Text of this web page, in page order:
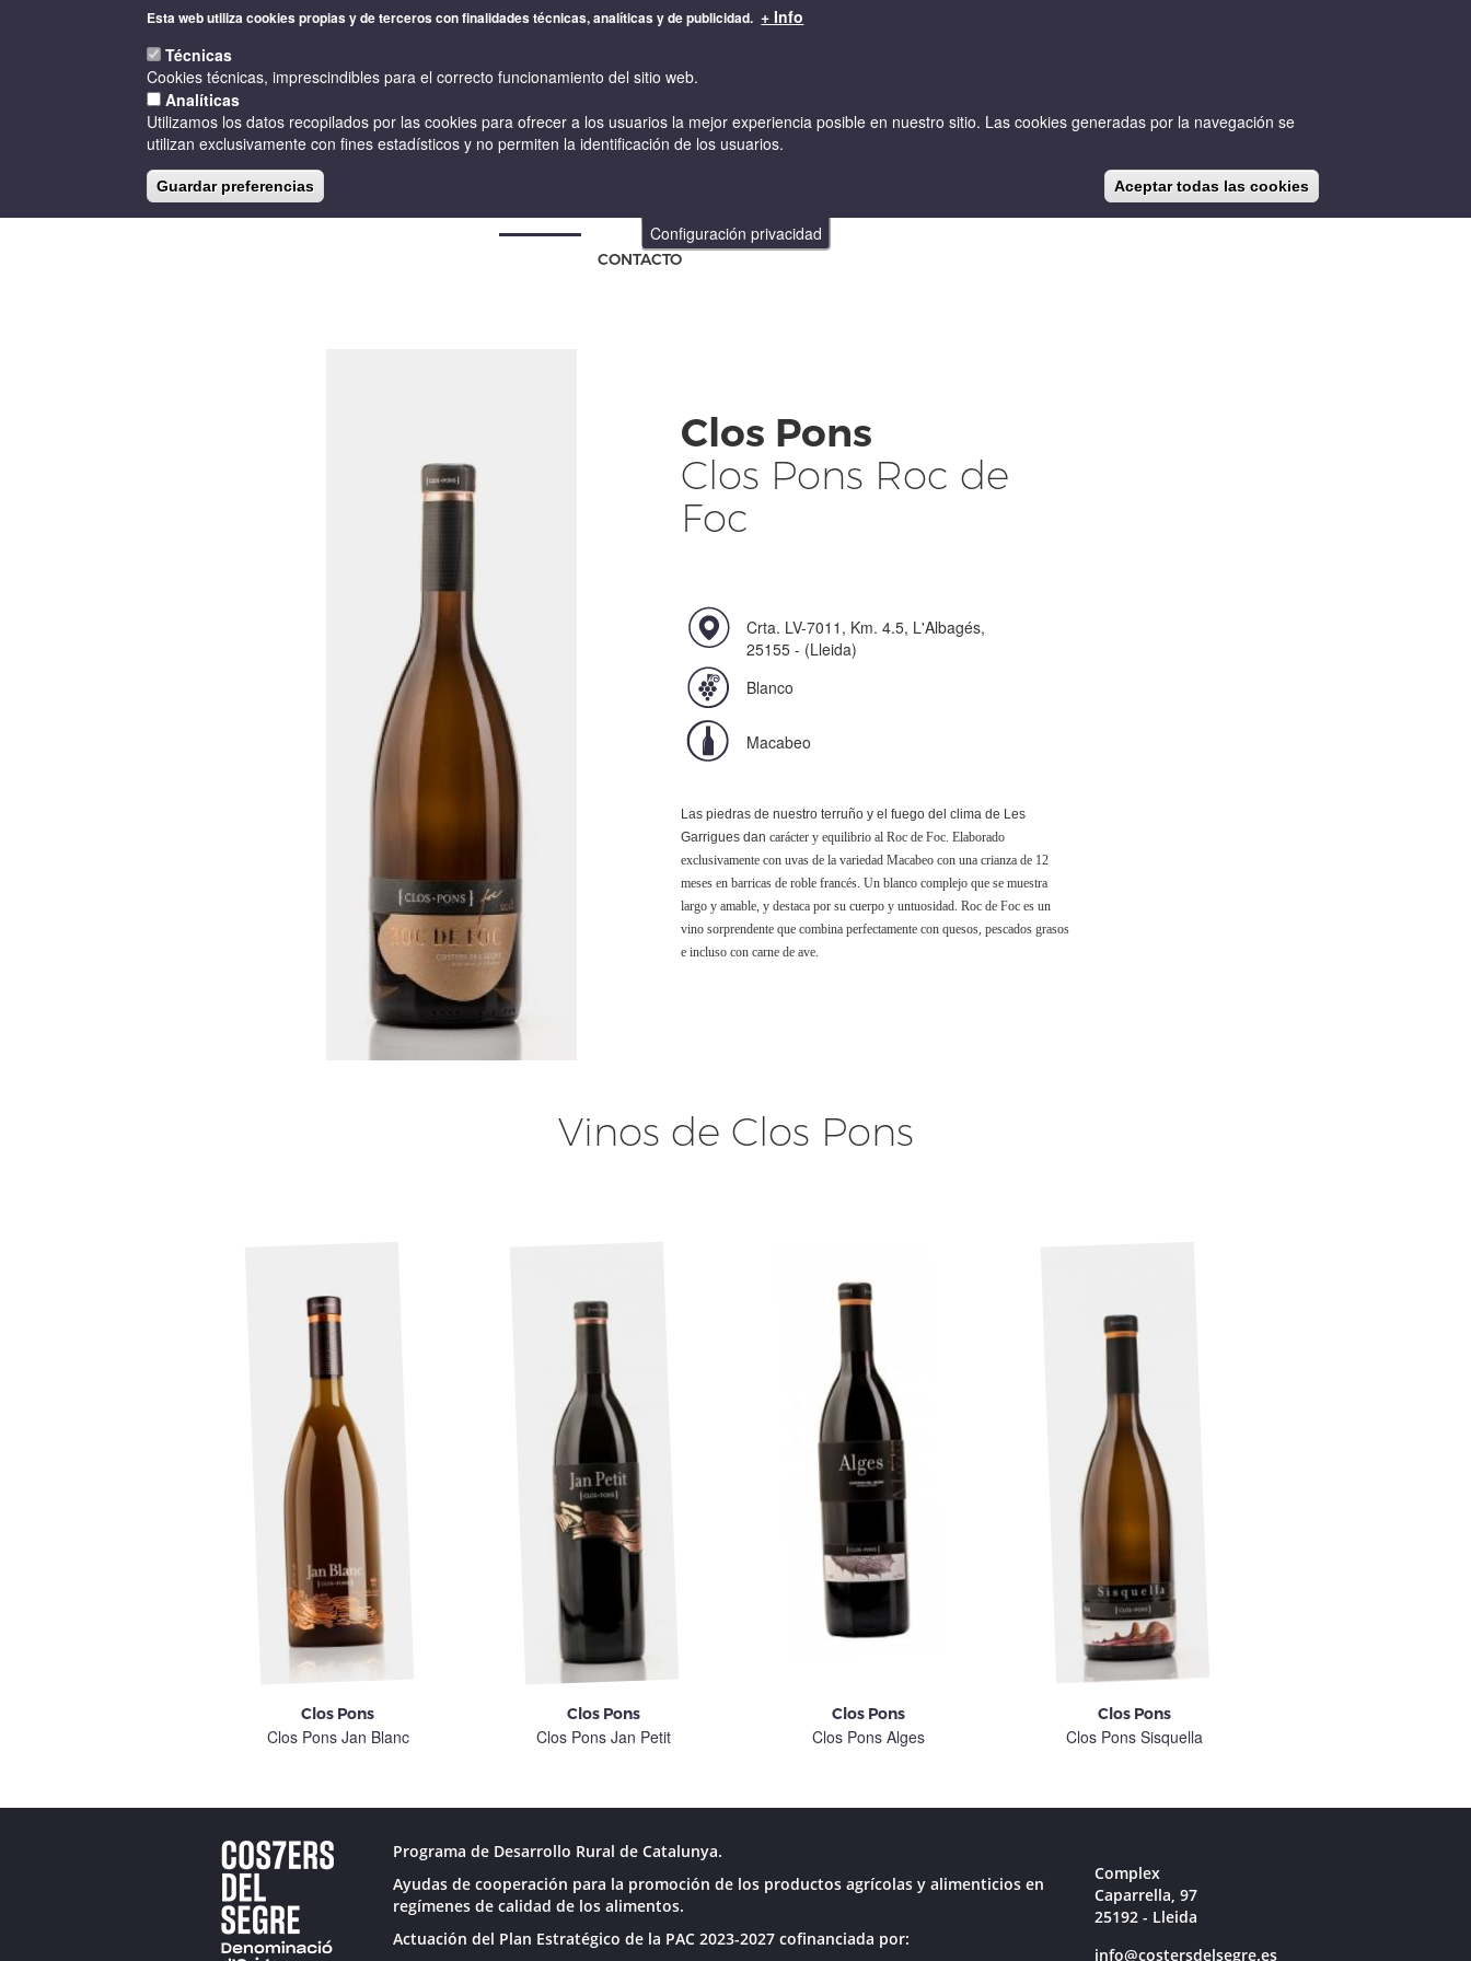
Configuración privacidad
Esta web utiliza cookies propias y de terceros con finalidades técnicas, analíticas y de publicidad. + Info
Técnicas
Cookies técnicas, imprescindibles para el correcto funcionamiento del sitio web.
Analíticas
Utilizamos los datos recopilados por las cookies para ofrecer a los usuarios la mejor experiencia posible en nuestro sitio. Las cookies generadas por la navegación se
utilizan exclusivamente con fines estadísticos y no permiten la identificación de los usuarios.
Guardar preferencias Aceptar todas las cookies
INICIO LA D.O. BLOG
CONTACTO
CA ES EN
Clos Pons
Clos Pons Roc de
Foc
Crta. LV-7011, Km. 4.5, L'Albagés,
25155 - (Lleida)
Blanco
Macabeo
Las piedras de nuestro terruño y el fuego del clima de Les
Garrigues dancarácter y equilibrio al Roc de Foc. Elaborado
exclusivamente con uvas de la variedad Macabeo con una crianza de 12
meses en barricas de roble francés. Un blanco complejo que se muestra
largo y amable, y destaca por su cuerpo y untuosidad. Roc de Foc es un
vino sorprendente que combina perfectamente con quesos, pescados grasos
e incluso con carne de ave.
Vinos de Clos Pons
Clos Pons
Clos Pons Jan Blanc
Clos Pons
Clos Pons Jan Petit
Clos Pons
Clos Pons Alges
Clos Pons
Clos Pons Sisquella
Programa de Desarrollo Rural de Catalunya.
Ayudas de cooperación para la promoción de los productos agrícolas y alimenticios en
regímenes de calidad de los alimentos.
Actuación del Plan Estratégico de la PAC 2023-2027 cofinanciada por:
Complex
Caparrella, 97
25192 - Lleida
info@costersdelsegre.es